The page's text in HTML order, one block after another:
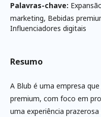
Palavras-chave:
marketing, Bebidas
Influenciadores digitais
Resumo
A Blub é uma empresa
premium, com foco em
uma experiência